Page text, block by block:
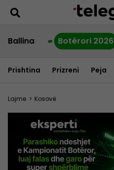
Ballina Botërori 2026
Prishtina Prizreni Peja
Lajme > Kosovë